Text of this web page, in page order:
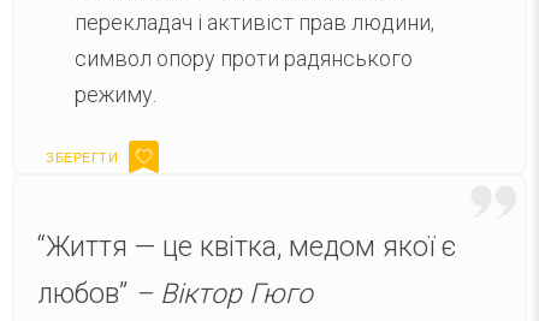
перекладач і активіст прав людини,
символ опору проти радянського
режиму.
“Життя — це квітка, медом якої є
любов” – Віктор Гюго